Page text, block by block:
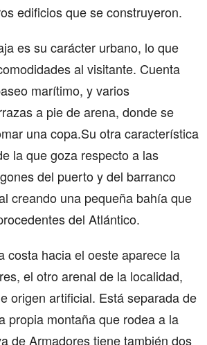
edificios que se construyeron.
es su carácter urbano, lo que
al visitante. Cuenta
marítimo, y varios
a pie de arena, donde se
una copa.Su otra característica
la que goza respecto a las
del puerto y del barranco
creando una pequeña bahía que
del Atlántico.
costa hacia el oeste aparece la
el otro arenal de la localidad,
origen artificial. Está separada de
propia montaña que rodea a la
de Armadores tiene también dos